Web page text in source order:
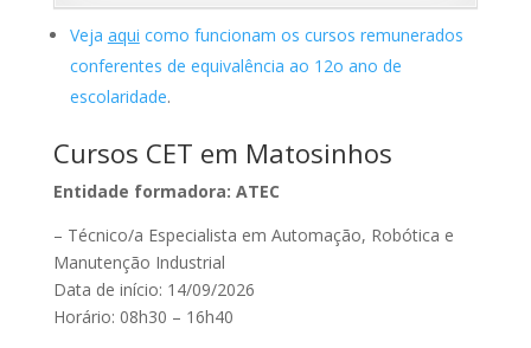
Veja aqui como funcionam os cursos remunerados
conferentes de equivalência ao 12o ano de
escolaridade.
Cursos CET em Matosinhos
Entidade formadora: ATEC
– Técnico/a Especialista em Automação, Robótica e
Manutenção Industrial
Data de início: 14/09/2026
Horário: 08h30 – 16h40